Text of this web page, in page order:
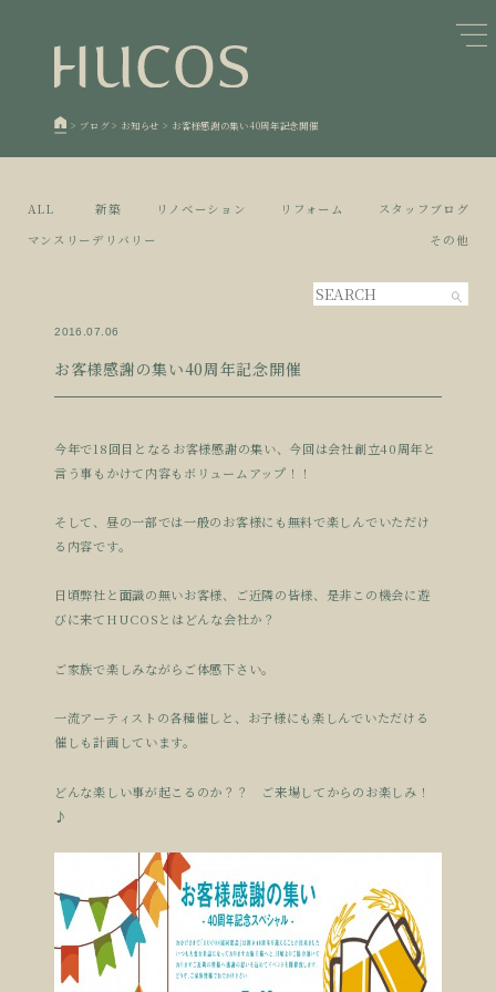
日本森林と循環
欧州住宅の文化と日本の現在地
廃棄物について知る
5 空き家とリノベーション
1 蓄熱するパッシブデザイン
2 自然素材の温もりと快適性を実現
活かすリノベーション
> ブログ> お知らせ > お客様感謝の集い40周年記念開催
ALL 新築 リノベーション リフォーム
スタッフブログ
マンスリーデリバリー
その他
2016.07.06
お客様感謝の集い40周年記念開催
今年で18回目となるお客様感謝の集い、今回は会社創立40周年と
言う事もかけて内容もボリュームアップ！！
そして、昼の一部では一般のお客様にも無料で楽しんでいただけ
る内容です。
日頃弊社と面識の無いお客様、ご近隣の皆様、是非この機会に遊
びに来てHUCOSとはどんな会社か？
ご家族で楽しみながらご体感下さい。
一流アーティストの各種催しと、お子様にも楽しんでいただける
催しも計画しています。
どんな楽しい事が起こるのか？？ ご来場してからのお楽しみ！
♪